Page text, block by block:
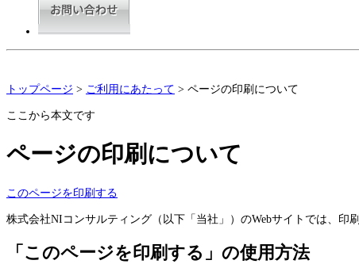
トップページ > ご利用にあたって > ページの印刷について
ここから本文です
ページの印刷について
このページを印刷する
株式会社NIコンサルティング（以下「当社」）のWebサイトでは、印
「このページを印刷する」の使用方法